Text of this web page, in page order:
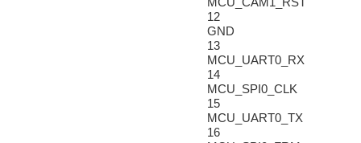
12
GND
13
MCU_UART0_RX
14
MCU_SPI0_CLK
15
MCU_UART0_TX
16